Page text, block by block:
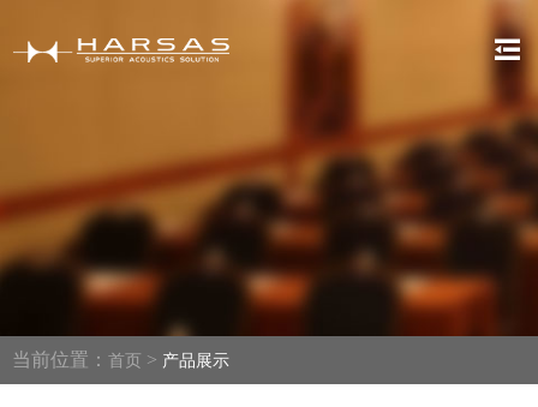
当前位置： 首页 > 产品展示